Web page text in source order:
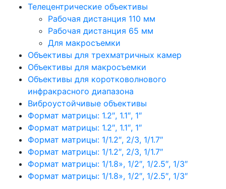
Телецентрические объективы
Рабочая дистанция 110 мм
Рабочая дистанция 65 мм
Для макросъемки
Объективы для трехматричных камер
Объективы для макросъемки
Объективы для коротковолнового
инфракрасного диапазона
Виброустойчивые объективы
Формат матрицы: 1.2″, 1.1″, 1″
Формат матрицы: 1.2″, 1.1″, 1″
Формат матрицы: 1/1.2″, 2/3, 1/1.7″
Формат матрицы: 1/1.2″, 2/3, 1/1.7″
Формат матрицы: 1/1.8», 1/2″, 1/2.5″, 1/3″
Формат матрицы: 1/1.8», 1/2″, 1/2.5″, 1/3″